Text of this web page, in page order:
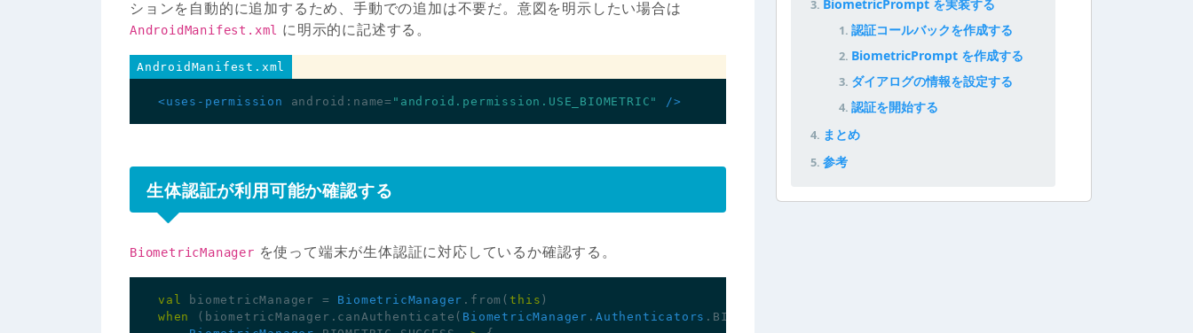
ションを自動的に追加するため、手動での追加は不要だ。意図を明示したい場合は
AndroidManifest.xml に明示的に記述する。
AndroidManifest.xml
<uses-permission android:name= "android.permission.USE_BIOMETRIC" />
生体認証が利用可能か確認する
BiometricManager を使って端末が生体認証に対応しているか確認する。
val biometricManager = BiometricManager . from ( this )
when
( biometricManager . canAuthenticate ( BiometricManager . Authenticators . BIOMETRIC_STRONG
BiometricPrompt を実装する
認証コールバックを作成する
BiometricPrompt を作成する
ダイアログの情報を設定する
認証を開始する
まとめ
参考